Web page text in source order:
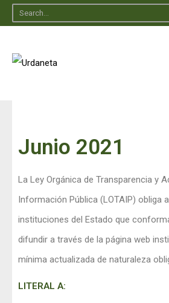
Junio 2021
La Ley Orgánica de Transparencia y
Información Pública (LOTAIP) obliga
instituciones del Estado que
difundir a través de la página web
mínima actualizada de naturaleza
LITERAL A: